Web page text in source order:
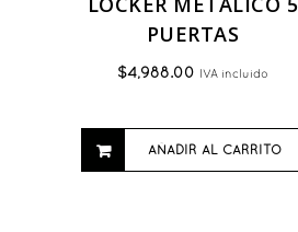
PUERTAS
$4,988.00 IVA incluido
AÑADIR AL CARRITO